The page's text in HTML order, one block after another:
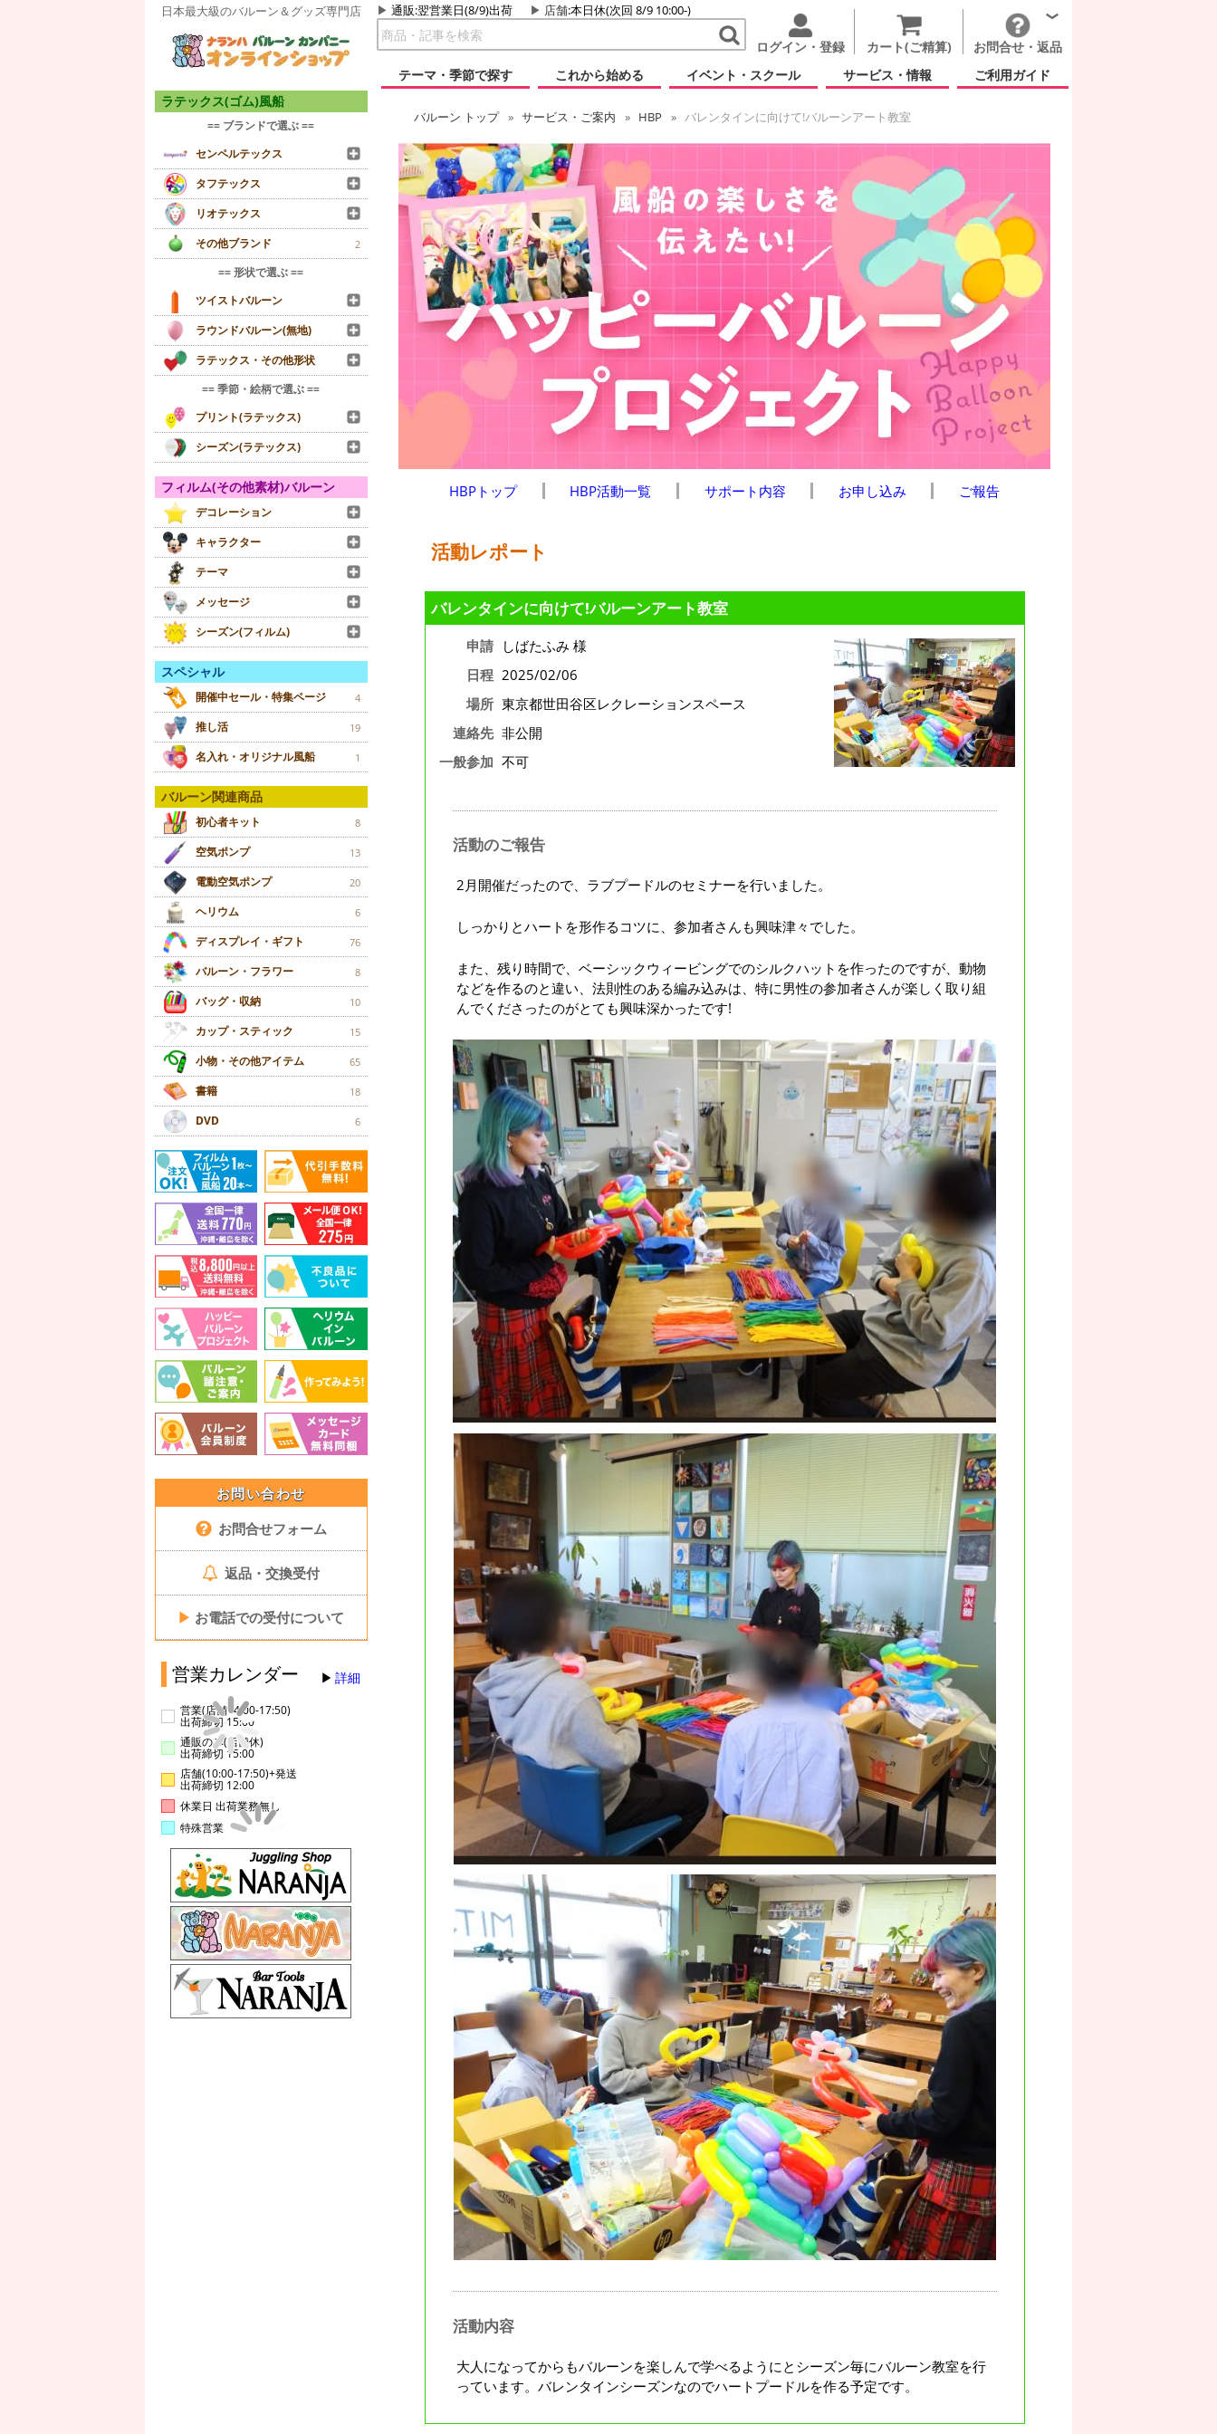
日本最大級のバルーン＆グッズ専門店 通販:翌営業日(8/9)出荷 店舗:本日休(次回 8/9 10:00-)
ログイン・登録 カート(ご精算)
お問合せ・返品
テーマ・季節で探す
これから始める イベント・スクール サービス・情報 ご利用ガイド
ラテックス(ゴム)風船
== ブランドで選ぶ ==
センペルテックス
タフテックス
リオテックス
その他ブランド
2
== 形状で選ぶ ==
ツイストバルーン
ラウンドバルーン(無地)
ラテックス・その他形状
== 季節・絵柄で選ぶ ==
プリント(ラテックス)
シーズン(ラテックス)
フィルム(その他素材)バルーン
デコレーション
キャラクター
テーマ
メッセージ
シーズン(フィルム)
スペシャル
開催中セール・特集ページ 4
推し活 19
名入れ・オリジナル風船 1
バルーン関連商品
初心者キット 8
空気ポンプ 13
電動空気ポンプ 20
ヘリウム 6
ディスプレイ・ギフト 76
バルーン・フラワー 8
バッグ・収納 10
カップ・スティック 15
小物・その他アイテム 65
書籍 18
DVD 6
お問い合わせ
お問合せフォーム
返品・交換受付
▶ お電話での受付について
営業カレンダー 詳細
営業(店舗14:00-17:50)
出荷締切 15:00
通販のみ(店舗休)
出荷締切 15:00
店舗(10:00-17:50)+発送
出荷締切 12:00
休業日 出荷業務無し
特殊営業
バルーン トップ サービス・ご案内 HBP バレンタインに向けて!バルーンアート教室
HBPトップ HBP活動一覧 サポート内容 お申し込み ご報告
活動レポート
バレンタインに向けて!バルーンアート教室
申請
しばたふみ 様
日程 2025/02/06
場所 東京都世田谷区レクレーションスペース
連絡先 非公開
一般参加 不可
活動のご報告
2月開催だったので、ラブプードルのセミナーを行いました。
しっかりとハートを形作るコツに、参加者さんも興味津々でした。
また、残り時間で、ベーシックウィービングでのシルクハットを作ったのですが、動物
などを作るのと違い、法則性のある編み込みは、特に男性の参加者さんが楽しく取り組
んでくださったのがとても興味深かったです!
活動内容
大人になってからもバルーンを楽しんで学べるようにとシーズン毎にバルーン教室を行
っています。バレンタインシーズンなのでハートプードルを作る予定です。